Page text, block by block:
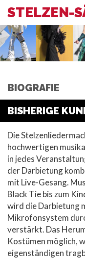
STELZEN-
BIOGRAFIE
BISHERIGE
Die
hochwertigen
in jedes
der Darbietung
mit Live-Gesang.
Black Tie bis zum
wird die Darbietung
Mikrofonsystem
verstärkt. Das
Kostümen möglich,
eigenständigen